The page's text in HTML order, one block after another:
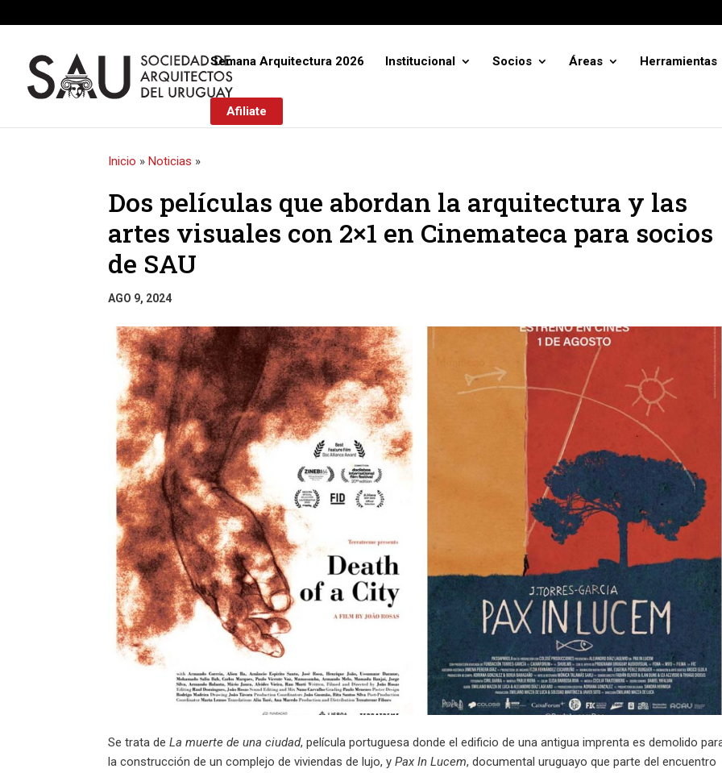
Semana Arquitectura 2026 Institucional Socios Áreas Herramientas
Afiliate
Inicio »Noticias »
Dos películas que abordan la arquitectura y las
artes visuales con 2×1 en Cinemateca para socios
de SAU
AGO 9, 2024
Se trata deLa muerte de una ciudad, película portuguesa donde el edificio de una antigua imprenta es demolido
la construcción de un complejo de viviendas de lujo, yPax In Lucem, documental uruguayo que parte del encuentro